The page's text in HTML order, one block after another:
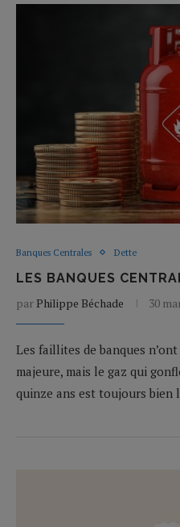
Banques Centrales Dette
LES BANQUES
par Philippe Béchade 30
Les faillites de banques
majeure, mais le gaz qui
quinze ans est toujours bien